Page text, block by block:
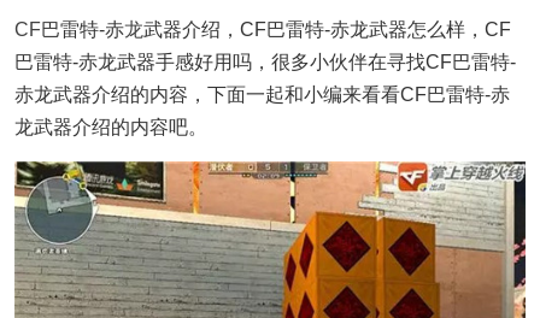
CF巴雷特-赤龙武器介绍，CF巴雷特-赤龙武器怎么样，CF
巴雷特-赤龙武器手感好用吗，很多小伙伴在寻找CF巴雷特-
赤龙武器介绍的内容，下面一起和小编来看看CF巴雷特-赤
龙武器介绍的内容吧。